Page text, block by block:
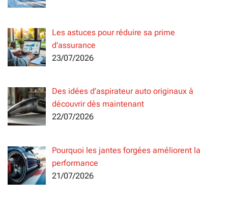
Les astuces pour réduire sa prime
d’assurance
23/07/2026
Des idées d’aspirateur auto originaux à
découvrir dès maintenant
22/07/2026
Pourquoi les jantes forgées améliorent la
performance
21/07/2026